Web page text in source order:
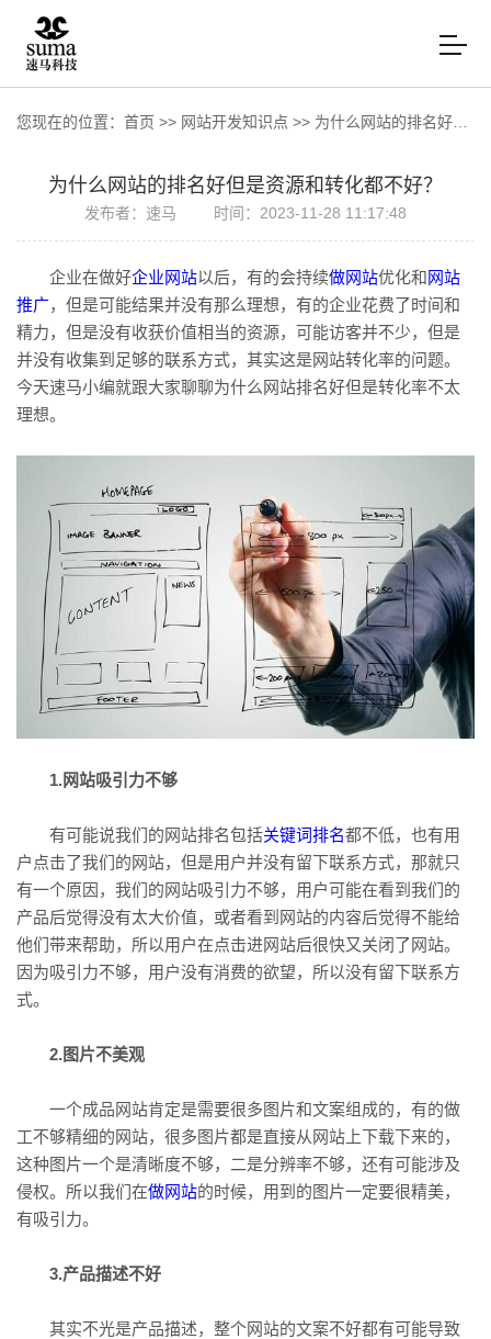
您现在的位置： 首页 >> 网站开发知识点 >> 为什么网站的排名好但是资源和转化都不好？
为什么网站的排名好但是资源和转化都不好？
发布者：速马 时间：2023-11-28 11:17:48
企业在做好企业网站以后，有的会持续做网站优化和网站
推广，但是可能结果并没有那么理想，有的企业花费了时间和
精力，但是没有收获价值相当的资源，可能访客并不少，但是
并没有收集到足够的联系方式，其实这是网站转化率的问题。
今天速马小编就跟大家聊聊为什么网站排名好但是转化率不太
理想。
1.网站吸引力不够
有可能说我们的网站排名包括关键词排名都不低，也有用
户点击了我们的网站，但是用户并没有留下联系方式，那就只
有一个原因，我们的网站吸引力不够，用户可能在看到我们的
产品后觉得没有太大价值，或者看到网站的内容后觉得不能给
他们带来帮助，所以用户在点击进网站后很快又关闭了网站。
因为吸引力不够，用户没有消费的欲望，所以没有留下联系方
式。
2.图片不美观
一个成品网站肯定是需要很多图片和文案组成的，有的做
工不够精细的网站，很多图片都是直接从网站上下载下来的，
这种图片一个是清晰度不够，二是分辨率不够，还有可能涉及
侵权。所以我们在做网站的时候，用到的图片一定要很精美，
有吸引力。
3.产品描述不好
其实不光是产品描述，整个网站的文案不好都有可能导致